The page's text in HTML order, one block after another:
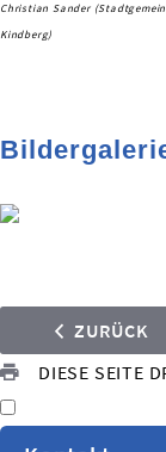
Christian Sander
Kindberg)
ZURÜCK
DIESE SEITE